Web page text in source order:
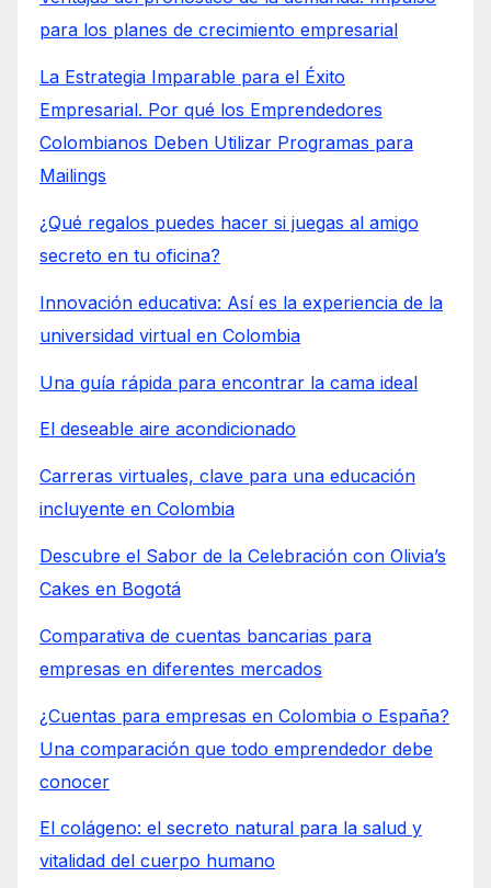
para los planes de crecimiento empresarial
La Estrategia Imparable para el Éxito
Empresarial. Por qué los Emprendedores
Colombianos Deben Utilizar Programas para
Mailings
¿Qué regalos puedes hacer si juegas al amigo
secreto en tu oficina?
Innovación educativa: Así es la experiencia de la
universidad virtual en Colombia
Una guía rápida para encontrar la cama ideal
El deseable aire acondicionado
Carreras virtuales, clave para una educación
incluyente en Colombia
Descubre el Sabor de la Celebración con Olivia’s
Cakes en Bogotá
Comparativa de cuentas bancarias para
empresas en diferentes mercados
¿Cuentas para empresas en Colombia o España?
Una comparación que todo emprendedor debe
conocer
El colágeno: el secreto natural para la salud y
vitalidad del cuerpo humano